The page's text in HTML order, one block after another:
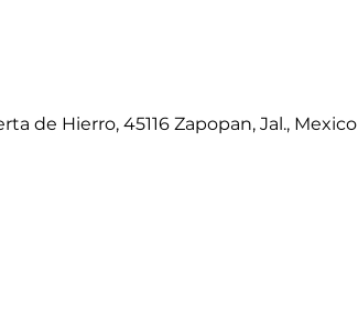
de Hierro, 45116 Zapopan, Jal., Mexico